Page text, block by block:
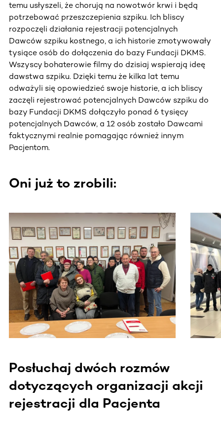
temu usłyszeli, że chorują na nowotwór krwi i będą
potrzebować przeszczepienia szpiku. Ich bliscy
rozpoczęli działania rejestracji potencjalnych
Dawców szpiku kostnego, a ich historie zmotywowały
tysiące osób do dołączenia do bazy Fundacji DKMS.
Wszyscy bohaterowie filmy do dzisiaj wspierają ideę
dawstwa szpiku. Dzięki temu że kilka lat temu
odważyli się opowiedzieć swoje historie, a ich bliscy
zaczęli rejestrować potencjalnych Dawców szpiku do
bazy Fundacji DKMS dołączyło ponad 6 tysięcy
potencjalnych Dawców, a 12 osób zostało Dawcami
faktycznymi realnie pomagając również innym
Pacjentom.
Oni już to zrobili:
Ta sekcja zawiera treści przewijane w poziomie. Użyj
Posłuchaj dwóch rozmów
dotyczących organizacji akcji
rejestracji dla Pacjenta